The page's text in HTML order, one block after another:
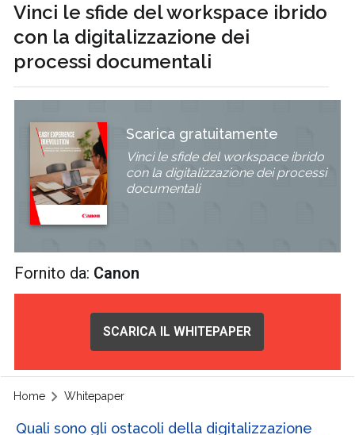
Vinci le sfide del workspace ibrido
con la digitalizzazione dei
processi documentali
Scarica gratuitamente
Vinci le sfide del workspace ibrido
con la digitalizzazione dei processi
documentali
Fornito da: Canon
SCARICA IL WHITEPAPER
Home Whitepaper
Quali sono gli ostacoli della digitalizzazione